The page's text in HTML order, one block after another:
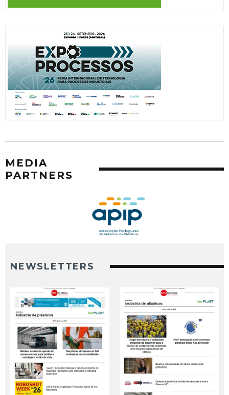
MEDIA
PARTNERS
NEWSLETTERS